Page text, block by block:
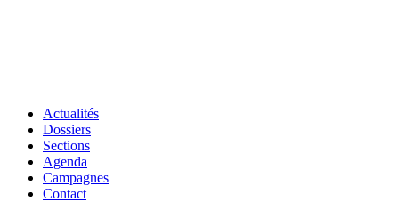
Actualités
Dossiers
Sections
Agenda
Campagnes
Contact